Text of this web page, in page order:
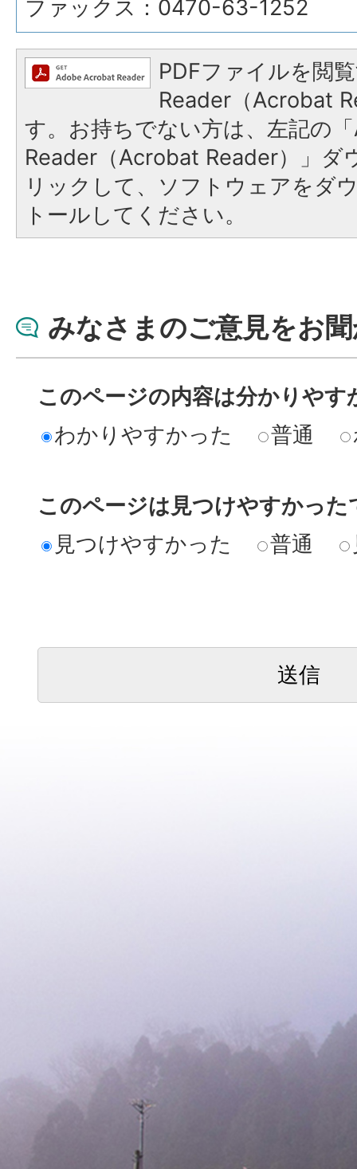
ファックス：0470-63-1252
PDFファイルを閲
Reader（Acrobat
す。お持ちでない方は、左記の
Reader（Acrobat Reader）」ダ
リックして、ソフトウェアをダ
トールしてください。
みなさまのご意見をお
このページの内容は分かりやす
わかりやすかった
普通
このページは見つけやすかった
見つけやすかった
普通